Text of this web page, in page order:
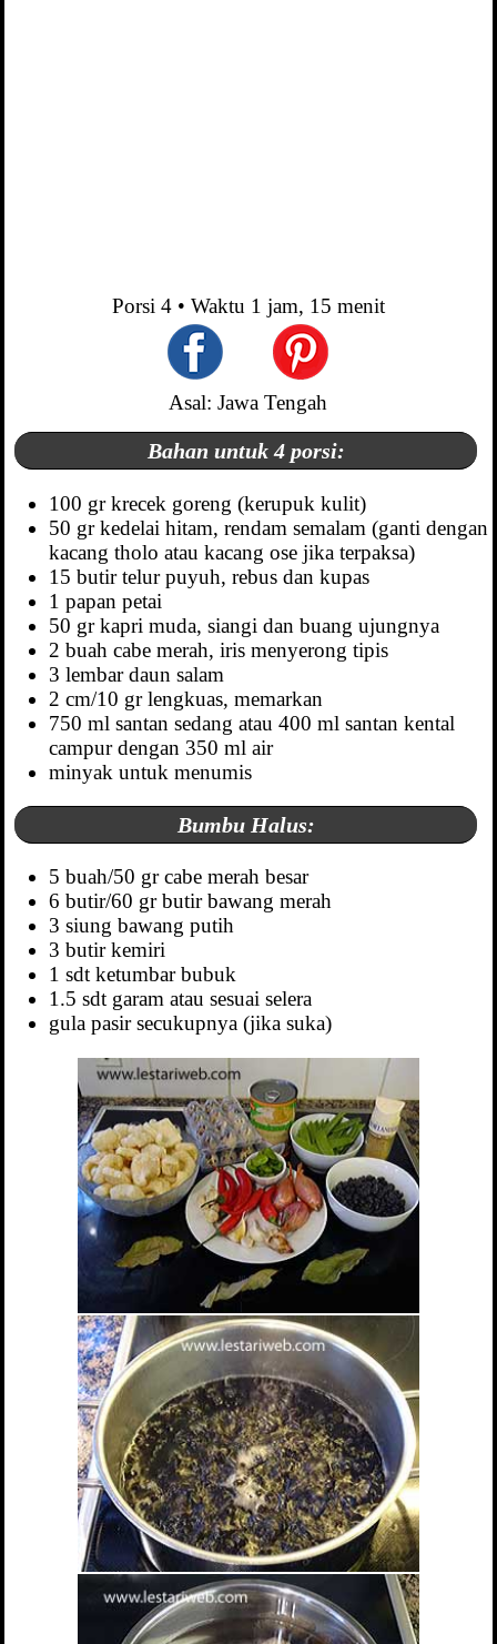
Porsi 4• Waktu 1 jam, 15 menit
Asal: Jawa Tengah
Bahan untuk 4 porsi:
100 gr krecek goreng (kerupuk kulit)
50 gr kedelai hitam, rendam semalam (ganti dengan
kacang tholo atau kacang ose jika terpaksa)
15 butir telur puyuh, rebus dan kupas
1 papan petai
50 gr kapri muda, siangi dan buang ujungnya
2 buah cabe merah, iris menyerong tipis
3 lembar daun salam
2 cm/10 gr lengkuas, memarkan
750 ml santan sedang atau 400 ml santan kental
campur dengan 350 ml air
minyak untuk menumis
Bumbu Halus:
5 buah/50 gr cabe merah besar
6 butir/60 gr butir bawang merah
3 siung bawang putih
3 butir kemiri
1 sdt ketumbar bubuk
1.5 sdt garam atau sesuai selera
gula pasir secukupnya (jika suka)